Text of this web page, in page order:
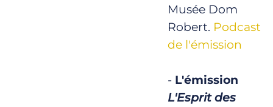
Musée Dom
Robert. Podcast
de l'émission
- L'émission
L'Esprit des